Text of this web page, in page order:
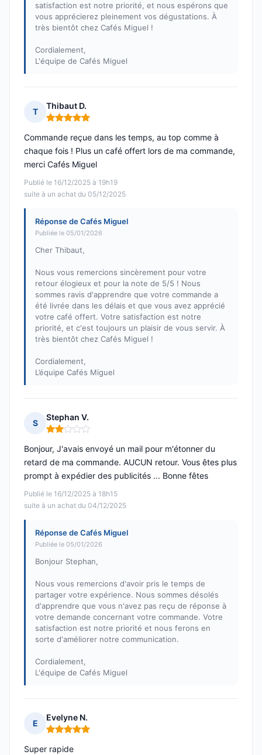
satisfaction est notre priorité, et nous espérons que
vous apprécierez pleinement vos dégustations. À
très bientôt chez Cafés Miguel !
Cordialement,
L'équipe de Cafés Miguel
T
Thibaut D.
Note : 5 sur 5
Publié le 16/12/2025 à 19h19
suite à un achat du 05/12/2025
Commande reçue dans les temps, au top comme à
chaque fois ! Plus un café offert lors de ma commande,
merci Cafés Miguel
Réponse de Cafés Miguel
Publiée le 05/01/2026
Cher Thibaut,
Nous vous remercions sincèrement pour votre
retour élogieux et pour la note de 5/5 ! Nous
sommes ravis d'apprendre que votre commande a
été livrée dans les délais et que vous avez apprécié
votre café offert. Votre satisfaction est notre
priorité, et c'est toujours un plaisir de vous servir. À
très bientôt chez Cafés Miguel !
Cordialement,
L’équipe Cafés Miguel
S
Stephan V.
Note : 2 sur 5
Publié le 16/12/2025 à 18h15
suite à un achat du 04/12/2025
Bonjour, J'avais envoyé un mail pour m'étonner du
retard de ma commande. AUCUN retour. Vous êtes plus
prompt à expédier des publicités ... Bonne fêtes
Réponse de Cafés Miguel
Publiée le 05/01/2026
Bonjour Stephan,
Nous vous remercions d'avoir pris le temps de
partager votre expérience. Nous sommes désolés
d'apprendre que vous n'avez pas reçu de réponse à
votre demande concernant votre commande. Votre
satisfaction est notre priorité et nous ferons en
sorte d'améliorer notre communication.
Cordialement,
L'équipe de Cafés Miguel
E
Evelyne N.
Note : 5 sur 5
Super rapide